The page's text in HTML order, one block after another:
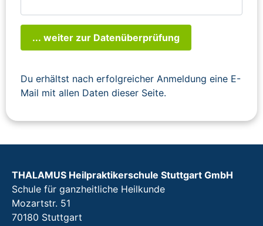
... weiter zur Datenüberprüfung
Du erhältst nach erfolgreicher Anmeldung eine E-
Mail mit allen Daten dieser Seite.
THALAMUS Heilpraktikerschule Stuttgart GmbH
Schule für ganzheitliche Heilkunde
Mozartstr. 51
70180 Stuttgart